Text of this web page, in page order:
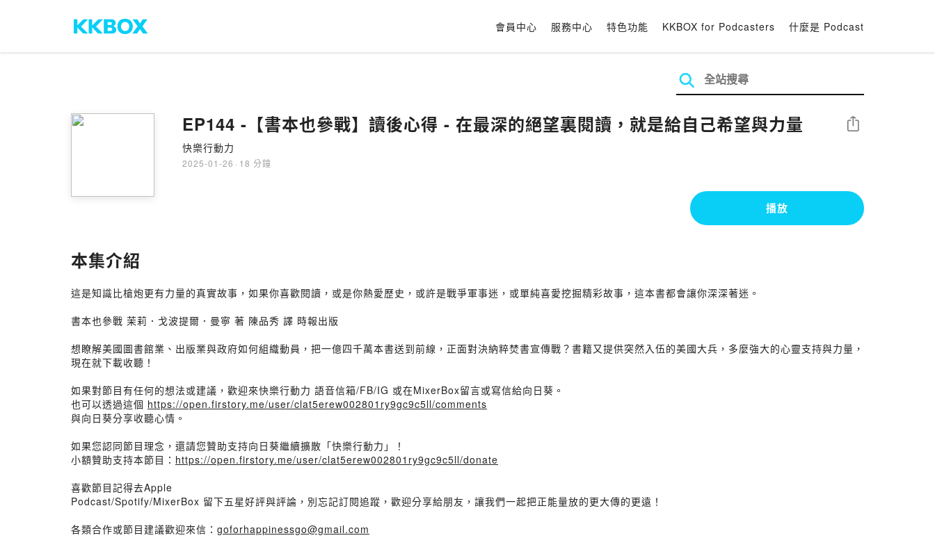
會員中心 服務中心 特色功能 KKBOX for Podcasters 什麼是 Podcast
EP144 -【書本也參戰】讀後心得 - 在最深的絕望裏閱讀，就是給自己希望與力量
快樂行動力
2025-01-26 · 18 分鐘
分享
播放
本集介紹
這是知識比槍炮更有力量的真實故事，如果你喜歡閱讀，或是你熱愛歷史，或許是戰爭軍事迷，或單純喜愛挖掘精彩故事，這本書都會讓你深深著迷。
書本也參戰 茉莉．戈波提爾．曼寧 著 陳品秀 譯 時報出版
想瞭解美國圖書館業、出版業與政府如何組織動員，把一億四千萬本書送到前線，正面對決納粹焚書宣傳戰？書籍又提供突然入伍的美國大兵，多麼強大的心靈支持與力量，
現在就下載收聽！
如果對節目有任何的想法或建議，歡迎來快樂行動力 語音信箱/FB/IG 或在MixerBox留言或寫信給向日葵。
也可以透過這個 https://open.firstory.me/user/clat5erew002801ry9gc9c5ll/comments
與向日葵分享收聽心情。
如果您認同節目理念，還請您贊助支持向日葵繼續擴散「快樂行動力」！
小額贊助支持本節目： https://open.firstory.me/user/clat5erew002801ry9gc9c5ll/donate
喜歡節目記得去Apple
Podcast/Spotify/MixerBox 留下五星好評與評論，別忘記訂閱追蹤，歡迎分享給朋友，讓我們一起把正能量放的更大傳的更遠！
各類合作或節目建議歡迎來信： goforhappinessgo@gmail.com